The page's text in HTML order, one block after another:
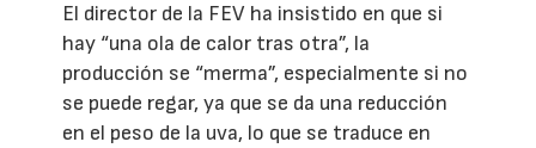
El director de la FEV ha insistido en que si
hay “una ola de calor tras otra”, la
producción se “merma”, especialmente si no
se puede regar, ya que se da una reducción
en el peso de la uva, lo que se traduce en